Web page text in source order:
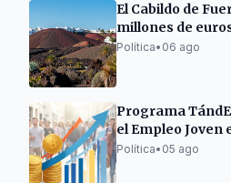
El Cabildo de
millones de
Política• 06 ago
Programa
el Empleo Joven
Estatal
Política• 05 ago